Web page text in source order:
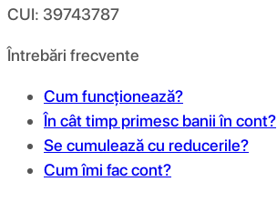
CUI: 39743787
Întrebări frecvente
Cum funcționează?
În cât timp primesc banii în cont?
Se cumulează cu reducerile?
Cum îmi fac cont?